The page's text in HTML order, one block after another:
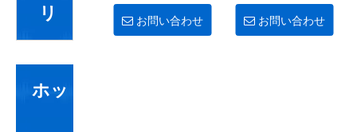
リ
ホッ
ビネット、防水ス
ピーカーキャビネ
ット
お問い合わせ
ーキャビネット、
防水スピーカーキ
ャビネット。
お問い合わせ